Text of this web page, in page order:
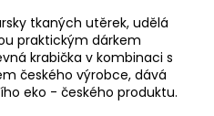
tkaných utěrek, udělá
praktickým dárkem
krabička v kombinaci s
českého výrobce, dává
eko - českého produktu.